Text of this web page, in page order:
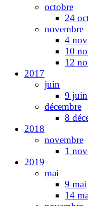
octobre
24
novembre
4
10
12
2017
juin
9 juin
décembre
8
2018
novembre
1
2019
mai
9 mai
14